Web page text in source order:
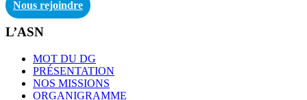
Nous rejoindre
L’ASN
MOT DU DG
PRÉSENTATION
NOS MISSIONS
ORGANIGRAMME